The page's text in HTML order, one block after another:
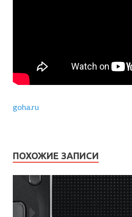
goha.ru
ПОХОЖИЕ ЗАПИСИ